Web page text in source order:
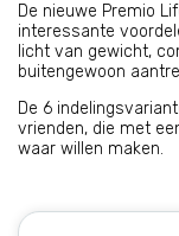
De nieuwe Premio
interessante
licht van gewicht,
buitengewoon
De 6
vrienden, die met
waar willen maken.